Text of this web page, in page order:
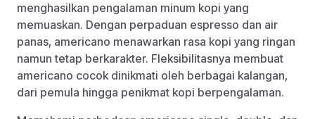
menghasilkan pengalaman minum kopi yang
memuaskan. Dengan perpaduan espresso dan air
panas, americano menawarkan rasa kopi yang ringan
namun tetap berkarakter. Fleksibilitasnya membuat
americano cocok dinikmati oleh berbagai kalangan,
dari pemula hingga penikmat kopi berpengalaman.